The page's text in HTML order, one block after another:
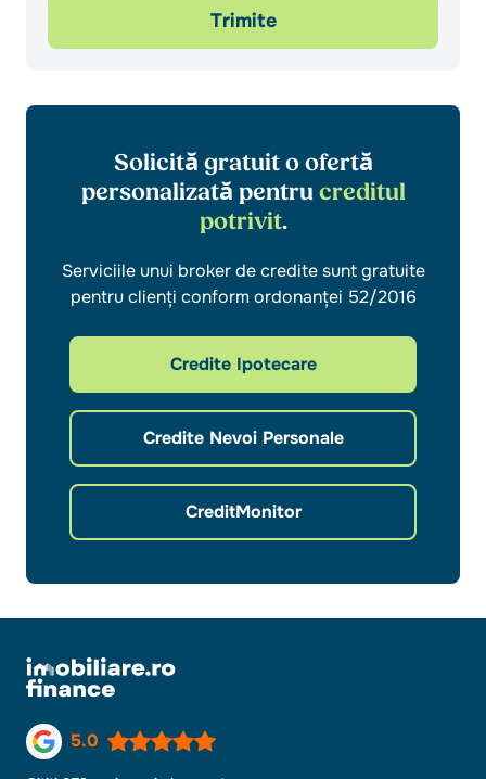
Trimite
Solicită gratuit o ofertă
personalizată pentrucreditul
potrivit.
Serviciile unui broker de credite sunt gratuite
pentru clienți conform ordonanței 52/2016
Credite Ipotecare
Credite Nevoi Personale
CreditMonitor
5.0